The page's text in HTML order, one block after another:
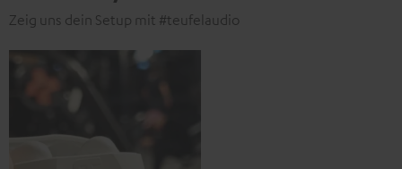
Zeig uns dein Setup mit #teufelaudio